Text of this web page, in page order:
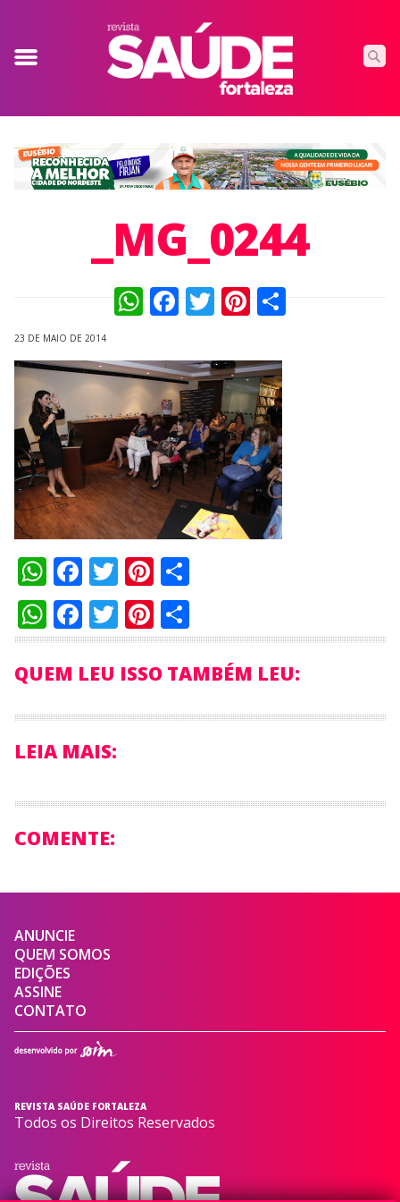
_MG_0244
WhatsApp
Facebook
TwitterPinterest
23 DE MAIO DE 2014
WhatsApp
Facebook
Twitter
Pinterest
Compartilhar
WhatsApp
Facebook
Twitter
Pinterest
Compartilhar
QUEM LEU ISSO TAMBÉM LEU:
LEIA MAIS:
COMENTE:
ANUNCIE
QUEM SOMOS
EDIÇÕES
ASSINE
CONTATO
REVISTA SAÚDE FORTALEZA
Todos os Direitos Reservados